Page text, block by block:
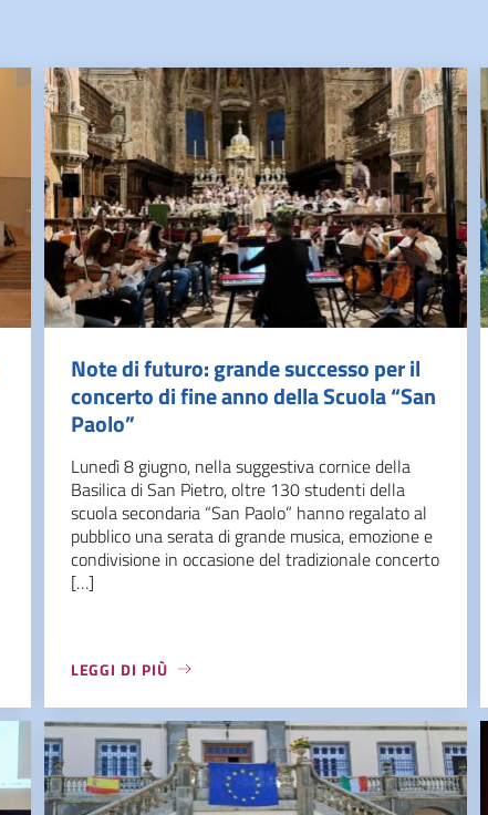
Note di futuro: grande successo per il
concerto di fine anno della Scuola “San
Paolo”
Lunedì 8 giugno, nella suggestiva cornice della
Basilica di San Pietro, oltre 130 studenti della
scuola secondaria “San Paolo” hanno regalato al
pubblico una serata di grande musica, emozione e
condivisione in occasione del tradizionale concerto
[…]
LEGGI DI PIÙ